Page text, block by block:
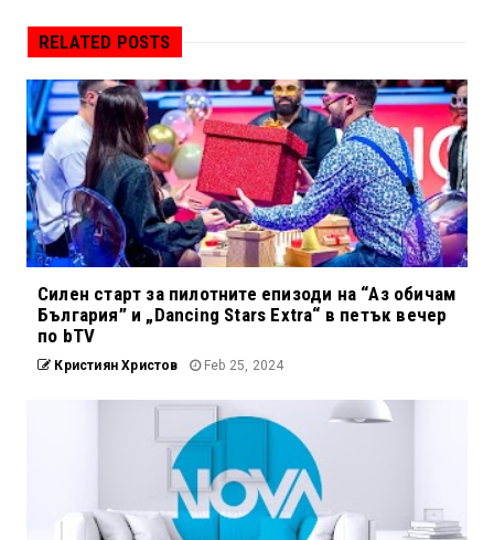
RELATED POSTS
Силен старт за пилотните епизоди на “Аз обичам
България” и „Dancing Stars Extra“ в петък вечер
по bTV
Кристиян Христов Feb 25, 2024